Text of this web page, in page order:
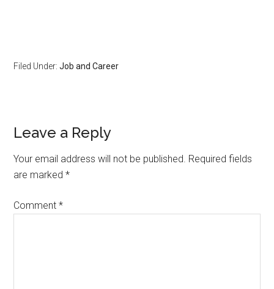
Filed Under:Job and Career
Leave a Reply
Your email address will not be published. Required fields
are marked*
Comment*